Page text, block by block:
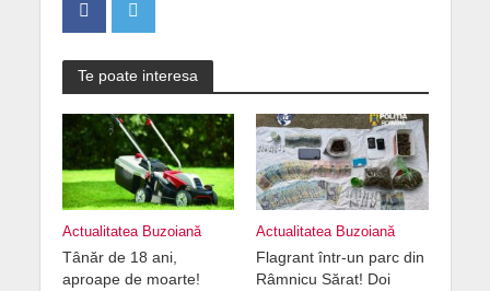
Te poate interesa
Actualitatea Buzoiană
Tânăr de 18 ani,
aproape de moarte!
Actualitatea Buzoiană
Flagrant într-un parc din
Râmnicu Sărat! Doi